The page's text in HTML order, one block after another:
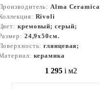
Alma Ceramica
Rivoli
кремовый; серый;
24,9x50см.
глянцевая;
керамика
1 295 i м2